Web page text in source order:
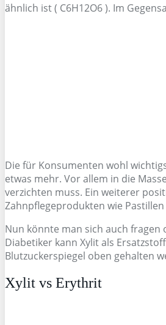
ähnlich ist ( C6H12O6 ). Im
Die für Konsumenten wohl
etwas mehr. Vor allem in die
verzichten muss. Ein weiterer
Zahnpflegeprodukten wie
Nun könnte man sich auch fragen
Diabetiker kann Xylit als
Blutzuckerspiegel oben gehalten
Xylit vs Erythrit